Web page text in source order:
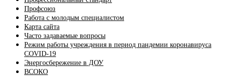
Профсоюз
Работа с молодым специалистом
Карта сайта
Часто задаваемые вопросы
Режим работы учреждения в период пандемии коронавируса
COVID-19
Энергосбережение в ДОУ
ВСОКО